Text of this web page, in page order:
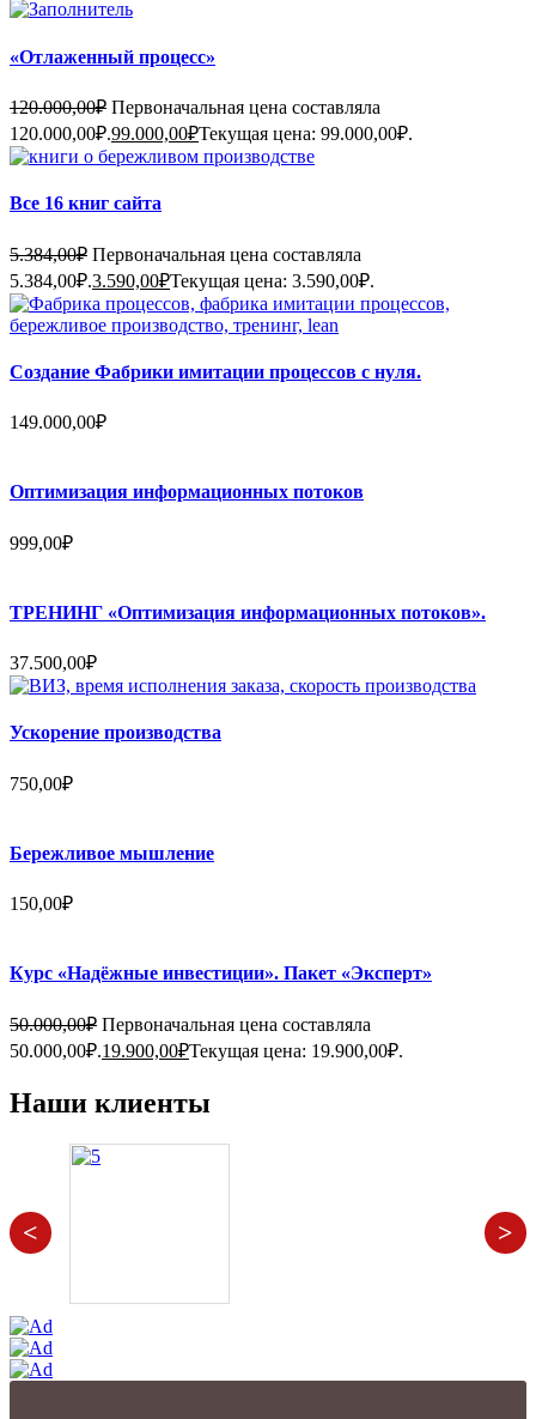
«Отлаженный процесс»
120.000,00₽ Первоначальная цена составляла
120.000,00₽.99.000,00₽Текущая цена: 99.000,00₽.
Все 16 книг сайта
5.384,00₽ Первоначальная цена составляла
5.384,00₽.3.590,00₽Текущая цена: 3.590,00₽.
Создание Фабрики имитации процессов с нуля.
149.000,00₽
Оптимизация информационных потоков
999,00₽
ТРЕНИНГ «Оптимизация информационных потоков».
37.500,00₽
Ускорение производства
750,00₽
Бережливое мышление
150,00₽
Курс «Надёжные инвестиции». Пакет «Эксперт»
50.000,00₽ Первоначальная цена составляла
50.000,00₽.19.900,00₽Текущая цена: 19.900,00₽.
Наши клиенты
< >